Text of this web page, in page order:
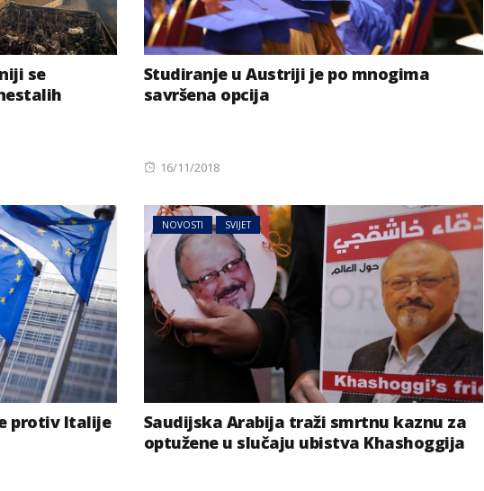
se
Studiranje u Austriji je po mnogima
savršena opcija
Posted
16/11/2018
protiv Italije
NOVOSTI SVIJET
Saudijska Arabija traži smrtnu kaznu za
optužene u slučaju ubistva Khashoggija